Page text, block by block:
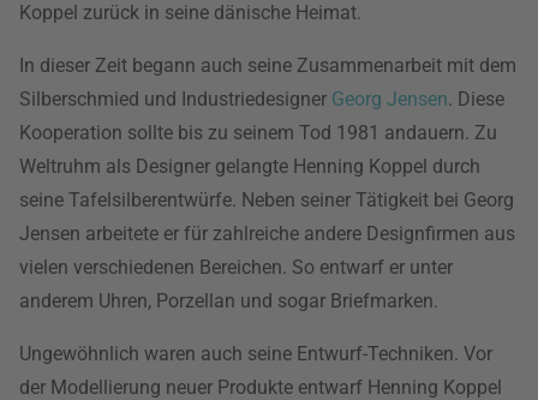
Koppel zurück in seine dänische Heimat.
In dieser Zeit begann auch seine Zusammenarbeit mit dem
Silberschmied und Industriedesigner Georg Jensen. Diese
Kooperation sollte bis zu seinem Tod 1981 andauern. Zu
Weltruhm als Designer gelangte Henning Koppel durch
seine Tafelsilberentwürfe. Neben seiner Tätigkeit bei Georg
Jensen arbeitete er für zahlreiche andere Designfirmen aus
vielen verschiedenen Bereichen. So entwarf er unter
anderem Uhren, Porzellan und sogar Briefmarken.
Ungewöhnlich waren auch seine Entwurf-Techniken. Vor
der Modellierung neuer Produkte entwarf Henning Koppel